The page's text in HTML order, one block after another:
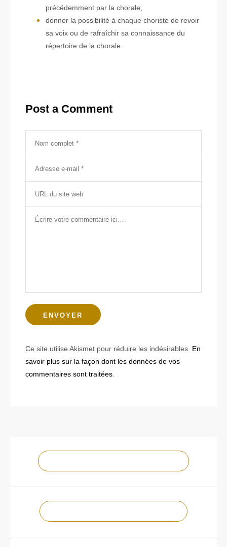
précédemment par la chorale,
donner la possibilité à chaque choriste de revoir
sa voix ou de rafraîchir sa connaissance du
répertoire de la chorale.
Post a Comment
Ce site utilise Akismet pour réduire les indésirables. En
savoir plus sur la façon dont les données de vos
commentaires sont traitées